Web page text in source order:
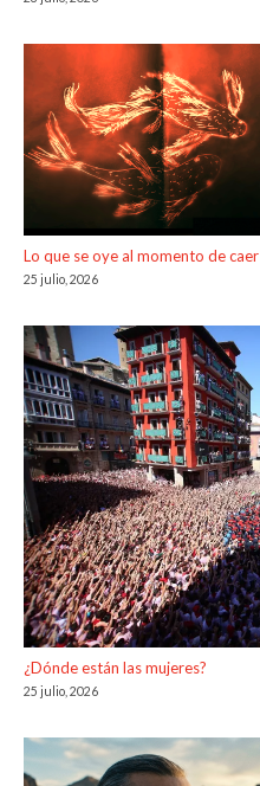
Lo que se oye al momento de caer
25 julio, 2026
¿Dónde están las mujeres?
25 julio, 2026